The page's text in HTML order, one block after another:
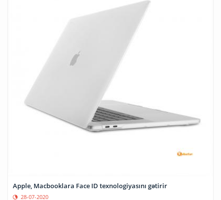
Apple, Macbooklara Face ID texnologiyasını gətirir
28-07-2020